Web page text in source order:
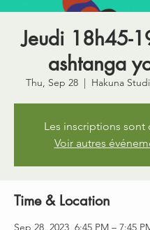
Jeudi 18h45-
ashtanga
Thu, Sep 28
  |
Hakuna
Les inscriptions sont
Voir autres
Time & Location
Sep 28, 2023, 6:45 PM – 7:45